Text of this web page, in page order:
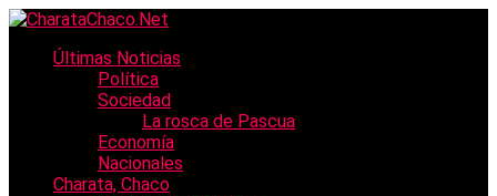
Últimas Noticias
Política
Sociedad
La rosca de Pascua
Economía
Nacionales
Charata, Chaco